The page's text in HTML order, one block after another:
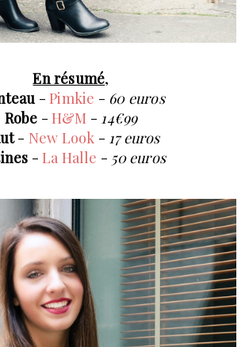
En résumé,
- Pimkie - 60 euros
Robe -H&M - 14€99
- New Look - 17 euros
-La Halle - 50 euros